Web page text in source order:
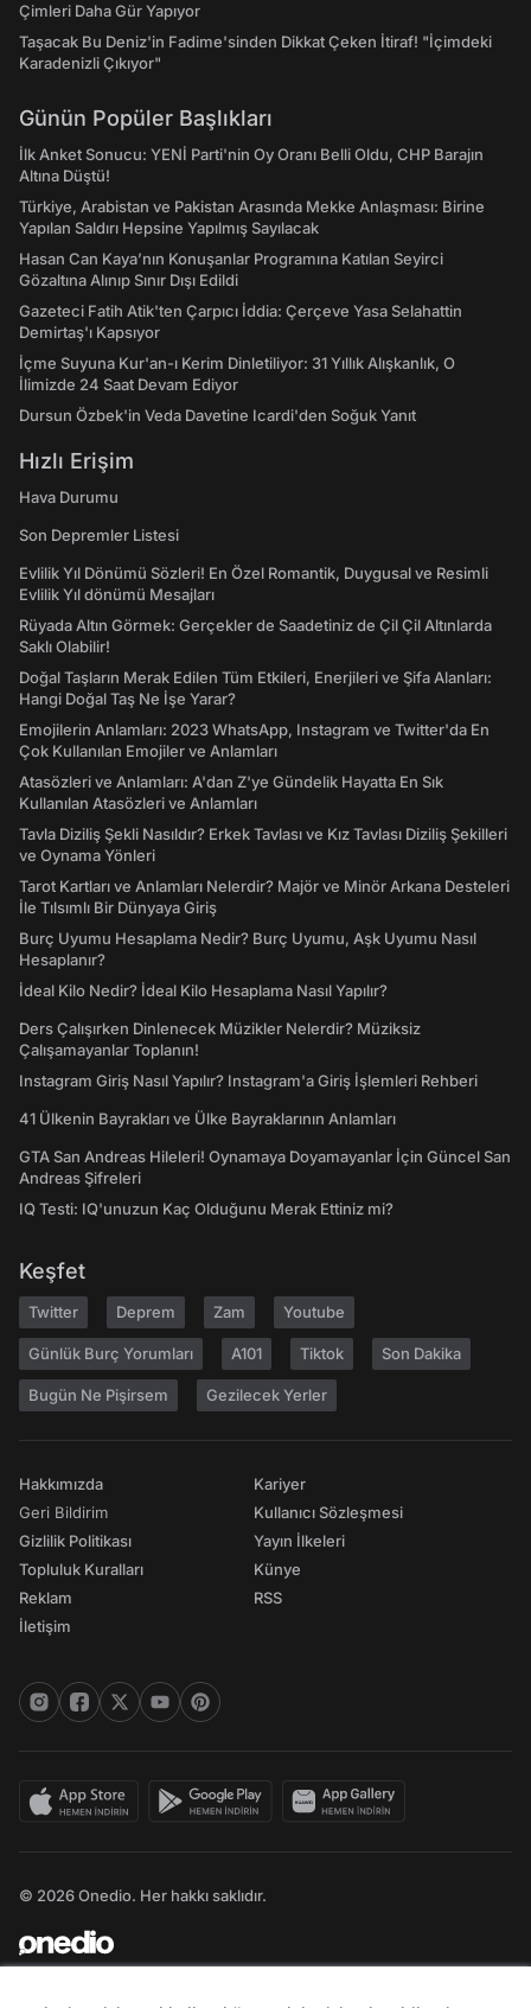
Çimleri Daha Gür Yapıyor
Taşacak Bu Deniz'in Fadime'sinden Dikkat Çeken İtiraf! "İçimdeki
Karadenizli Çıkıyor"
Günün Popüler Başlıkları
İlk Anket Sonucu: YENİ Parti'nin Oy Oranı Belli Oldu, CHP Barajın
Altına Düştü!
Türkiye, Arabistan ve Pakistan Arasında Mekke Anlaşması: Birine
Yapılan Saldırı Hepsine Yapılmış Sayılacak
Hasan Can Kaya’nın Konuşanlar Programına Katılan Seyirci
Gözaltına Alınıp Sınır Dışı Edildi
Gazeteci Fatih Atik'ten Çarpıcı İddia: Çerçeve Yasa Selahattin
Demirtaş'ı Kapsıyor
İçme Suyuna Kur'an-ı Kerim Dinletiliyor: 31 Yıllık Alışkanlık, O
İlimizde 24 Saat Devam Ediyor
Dursun Özbek'in Veda Davetine Icardi'den Soğuk Yanıt
Hızlı Erişim
Hava Durumu
Son Depremler Listesi
Evlilik Yıl Dönümü Sözleri! En Özel Romantik, Duygusal ve Resimli
Evlilik Yıl dönümü Mesajları
Rüyada Altın Görmek: Gerçekler de Saadetiniz de Çil Çil Altınlarda
Saklı Olabilir!
Doğal Taşların Merak Edilen Tüm Etkileri, Enerjileri ve Şifa Alanları:
Hangi Doğal Taş Ne İşe Yarar?
Emojilerin Anlamları: 2023 WhatsApp, Instagram ve Twitter'da En
Çok Kullanılan Emojiler ve Anlamları
Atasözleri ve Anlamları: A'dan Z'ye Gündelik Hayatta En Sık
Kullanılan Atasözleri ve Anlamları
Tavla Diziliş Şekli Nasıldır? Erkek Tavlası ve Kız Tavlası Diziliş Şekilleri
ve Oynama Yönleri
Tarot Kartları ve Anlamları Nelerdir? Majör ve Minör Arkana Desteleri
İle Tılsımlı Bir Dünyaya Giriş
Burç Uyumu Hesaplama Nedir? Burç Uyumu, Aşk Uyumu Nasıl
Hesaplanır?
İdeal Kilo Nedir? İdeal Kilo Hesaplama Nasıl Yapılır?
Ders Çalışırken Dinlenecek Müzikler Nelerdir? Müziksiz
Çalışamayanlar Toplanın!
Instagram Giriş Nasıl Yapılır? Instagram'a Giriş İşlemleri Rehberi
41 Ülkenin Bayrakları ve Ülke Bayraklarının Anlamları
GTA San Andreas Hileleri! Oynamaya Doyamayanlar İçin Güncel San
Andreas Şifreleri
IQ Testi: IQ'unuzun Kaç Olduğunu Merak Ettiniz mi?
Keşfet
Twitter Deprem Zam Youtube
Günlük Burç Yorumları A101 Tiktok Son Dakika
Bugün Ne Pişirsem Gezilecek Yerler
Hakkımızda
Geri Bildirim
Gizlilik Politikası
Topluluk Kuralları
Reklam
İletişim
Kariyer
Kullanıcı Sözleşmesi
Yayın İlkeleri
Künye
RSS
© 2026 Onedio. Her hakkı saklıdır.